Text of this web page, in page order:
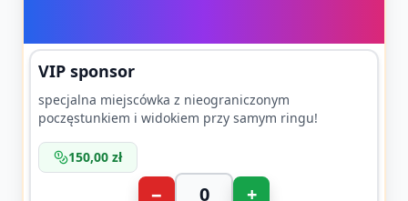
VIP sponsor
specjalna miejscówka z nieograniczonym
poczęstunkiem i widokiem przy samym ringu!
150,00 zł
− +